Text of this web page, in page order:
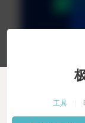
工具